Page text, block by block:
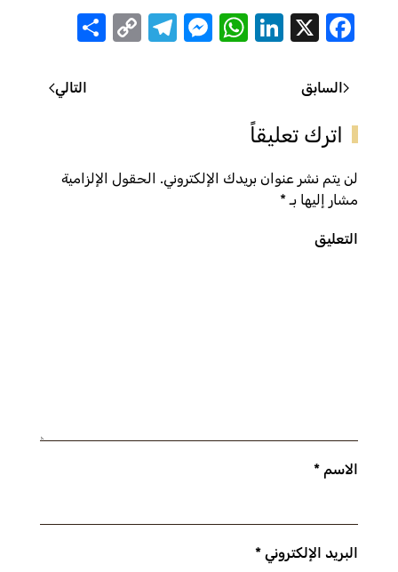
Facebook
X
LinkedIn
WhatsApp
Messenger
Telegram
Copy
السابق التالي
اترك تعليقاً
لن يتم نشر عنوان بريدك الإلكتروني. الحقول الإلزامية
مشار إليها بـ*
التعليق
الاسم *
البريد الإلكتروني *